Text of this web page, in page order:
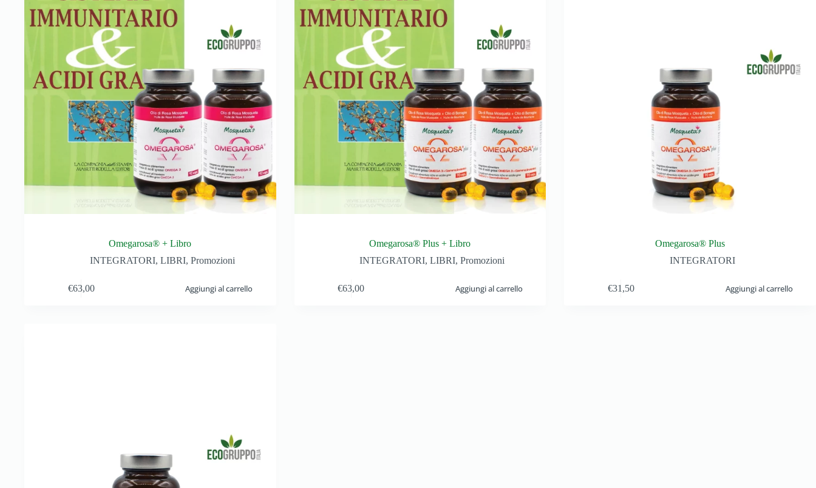
Omegarosa® + Libro
INTEGRATORI, LIBRI, Promozioni
€63,00 Aggiungi al carrello
Omegarosa® Plus + Libro
INTEGRATORI,LIBRI,Promozioni
€63,00 Aggiungi al carrello
Omegarosa® Plus
INTEGRATORI
€31,50 Aggiungi al carrello